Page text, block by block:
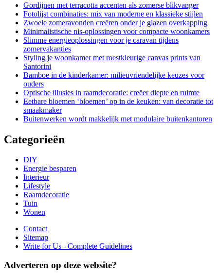
Gordijnen met terracotta accenten als zomerse blikvanger
Fotolijst combinaties: mix van moderne en klassieke stijlen
Zwoele zomeravonden creëren onder je glazen overkapping
Minimalistische nis-oplossingen voor compacte woonkamers
Slimme energieoplossingen voor je caravan tijdens
zomervakanties
Styling je woonkamer met roestkleurige canvas prints van
Santorini
Bamboe in de kinderkamer: milieuvriendelijke keuzes voor
ouders
Optische illusies in raamdecoratie: creëer diepte en ruimte
Eetbare bloemen ‘bloemen’ op in de keuken: van decoratie tot
smaakmaker
Buitenwerken wordt makkelijk met modulaire buitenkantoren
Categorieën
DIY
Energie besparen
Interieur
Lifestyle
Raamdecoratie
Tuin
Wonen
Contact
Sitemap
Write for Us - Complete Guidelines
Adverteren op deze website?